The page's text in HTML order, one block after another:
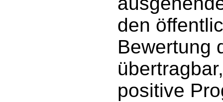
den
Bewertung
positive